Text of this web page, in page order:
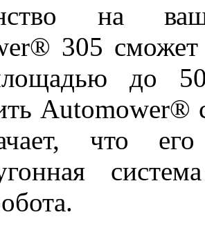
на
305 сможет
до
Automower®
что